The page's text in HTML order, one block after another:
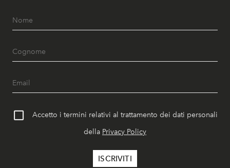
Accetto i termini relativi al trattamento dei dati personali
della Privacy Policy